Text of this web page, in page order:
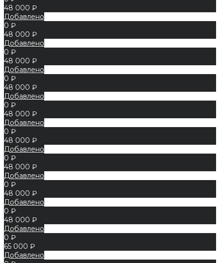
48 000 ₽
Добавлено
0 ₽
48 000 ₽
Добавлено
0 ₽
48 000 ₽
Добавлено
0 ₽
48 000 ₽
Добавлено
0 ₽
48 000 ₽
Добавлено
0 ₽
48 000 ₽
Добавлено
0 ₽
48 000 ₽
Добавлено
0 ₽
48 000 ₽
Добавлено
0 ₽
48 000 ₽
Добавлено
0 ₽
65 000 ₽
Добавлено